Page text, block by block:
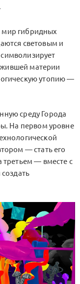
мир гибридных
световым и
материи
утопию —
среду Города
На первом уровне
— стать его
третьем — вместе с